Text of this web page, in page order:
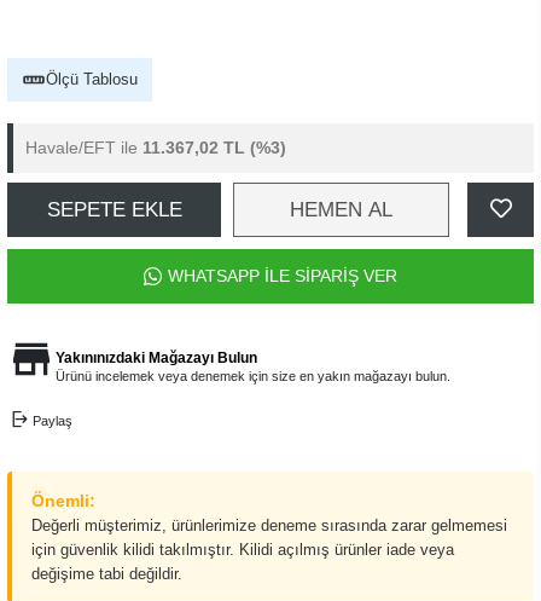
Ölçü Tablosu
Havale/EFT ile 11.367,02 TL (%3)
SEPETE EKLE HEMEN AL
WHATSAPP İLE SİPARİŞ VER
Yakınınızdaki Mağazayı Bulun
Ürünü incelemek veya denemek için size en yakın mağazayı bulun.
Paylaş
Önemli:
Değerli müşterimiz, ürünlerimize deneme sırasında zarar gelmemesi
için güvenlik kilidi takılmıştır. Kilidi açılmış ürünler iade veya
değişime tabi değildir.